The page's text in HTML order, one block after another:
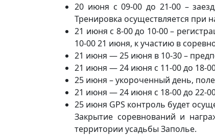
20 июня с 09-00 до 21-00 –
Тренировка осуществляется при
21 июня с 8-00 до 10-00 –
10-00 21 июня, к участию в
21 июня — 25 июня в 10-30 –
21 июня — 24 июня с 11-00 до 18-
25 июня – укороченный день,
21 июня — 24 июня с 18-00 до 22-
25 июня GPS контроль будет
Закрытие соревнований и
территории усадьбы Заполье.